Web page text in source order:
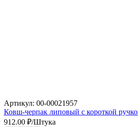
Артикул: 00-00021957
Ковш-черпак липовый с короткой
912.00 ₽/Штука